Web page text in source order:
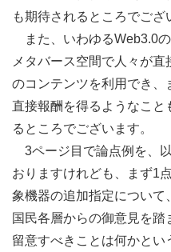
も期待されるところでござ
また、いわゆるWeb3.0
メタバース空間で人々が
のコンテンツを利用でき、
直接報酬を得るようなこ
るところでございます。
3ページ目で論点例を、
おりますけれども、まず1
象機器の追加指定について
国民各層からの御意見を
留意すべきことは何かと